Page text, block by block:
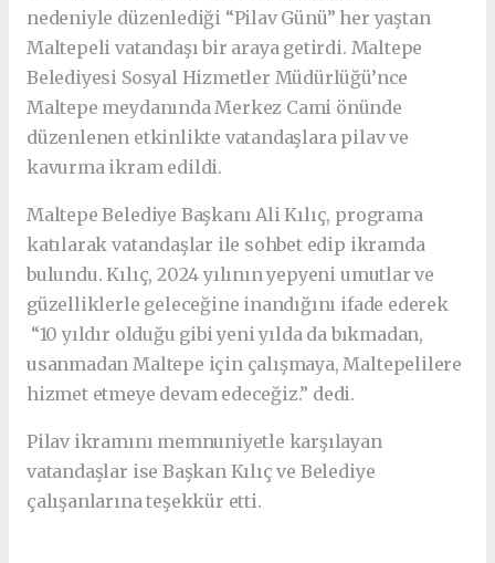
nedeniyle düzenlediği “Pilav Günü” her yaştan
Maltepeli vatandaşı bir araya getirdi. Maltepe
Belediyesi Sosyal Hizmetler Müdürlüğü’nce
Maltepe meydanında Merkez Cami önünde
düzenlenen etkinlikte vatandaşlara pilav ve
kavurma ikram edildi.
Maltepe Belediye Başkanı Ali Kılıç, programa
katılarak vatandaşlar ile sohbet edip ikramda
bulundu. Kılıç, 2024 yılının yepyeni umutlar ve
güzelliklerle geleceğine inandığını ifade ederek
“10 yıldır olduğu gibi yeni yılda da bıkmadan,
usanmadan Maltepe için çalışmaya, Maltepelilere
hizmet etmeye devam edeceğiz.” dedi.
Pilav ikramını memnuniyetle karşılayan
vatandaşlar ise Başkan Kılıç ve Belediye
çalışanlarına teşekkür etti.